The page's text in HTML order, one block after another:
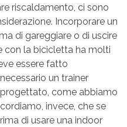
riscaldamento, ci sono
Incorporare un
di gareggiare o di uscire
con la bicicletta ha molti
essere fatto
un trainer
come abbiamo
invece, che se
di usare una indoor